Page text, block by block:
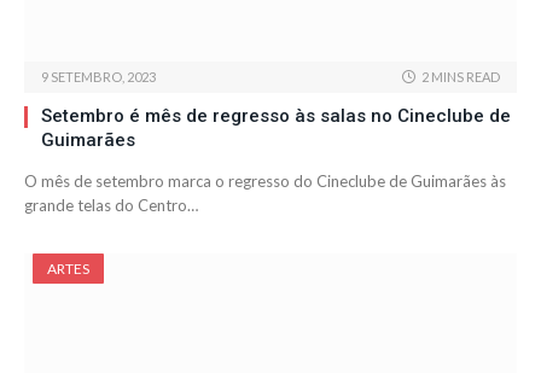
9 SETEMBRO, 2023 2 MINS READ
Setembro é mês de regresso às salas no Cineclube de
Guimarães
O mês de setembro marca o regresso do Cineclube de Guimarães às
grande telas do Centro…
ARTES